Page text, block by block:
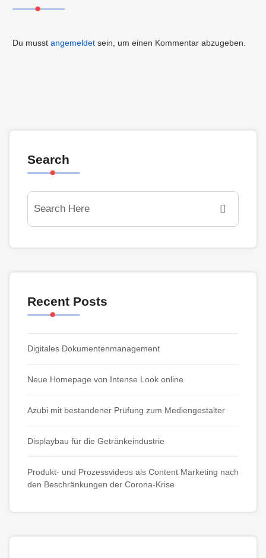
Du musst angemeldet sein, um einen Kommentar abzugeben.
Search
Recent Posts
Digitales Dokumentenmanagement
Neue Homepage von Intense Look online
Azubi mit bestandener Prüfung zum Mediengestalter
Displaybau für die Getränkeindustrie
Produkt- und Prozessvideos als Content Marketing nach
den Beschränkungen der Corona-Krise